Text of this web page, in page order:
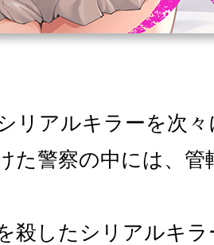
リアルキラーを次
た警察の中には、
殺したシリアルキラ